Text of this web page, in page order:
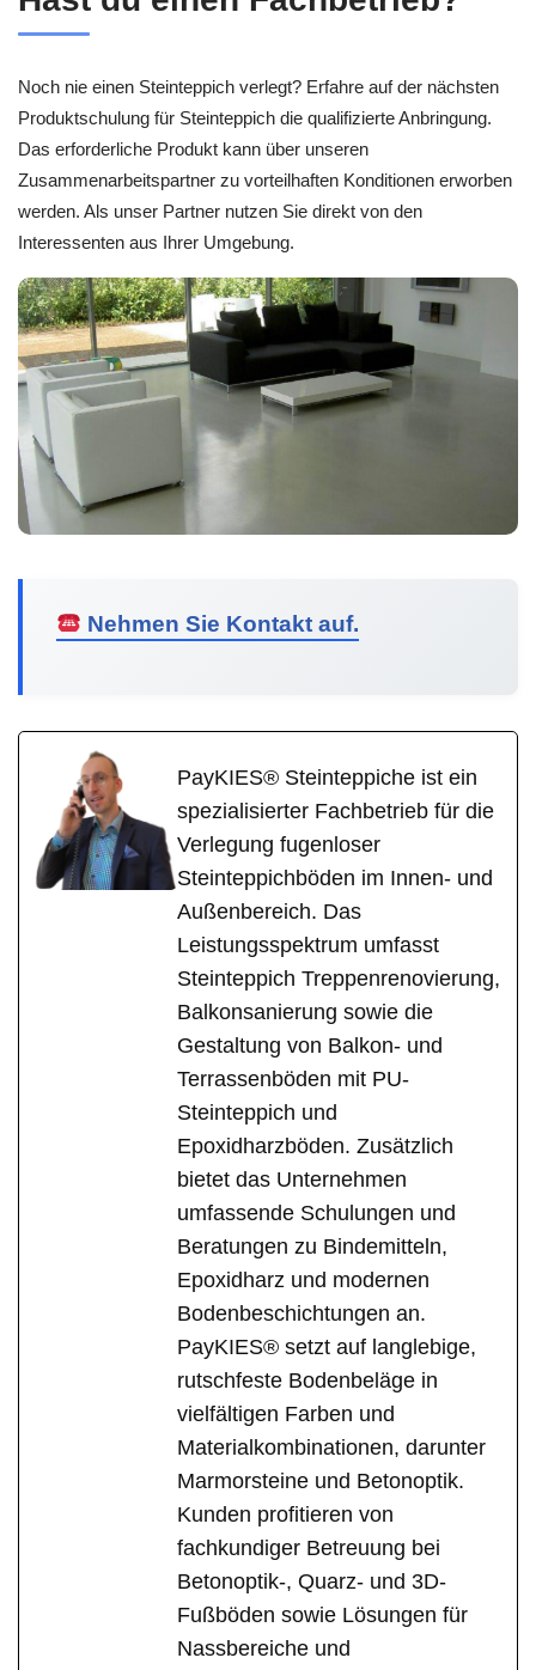
Noch nie einen Steinteppich verlegt? Erfahre auf der nächsten
Produktschulung für Steinteppich die qualifizierte Anbringung.
Das erforderliche Produkt kann über unseren
Zusammenarbeitspartner zu vorteilhaften Konditionen erworben
werden. Als unser Partner nutzen Sie direkt von den
Interessenten aus Ihrer Umgebung.
Nehmen Sie Kontakt auf.
PayKIES® Steinteppiche ist ein
spezialisierter Fachbetrieb für die
Verlegung fugenloser
Steinteppichböden im Innen- und
Außenbereich. Das
Leistungsspektrum umfasst
Steinteppich Treppenrenovierung,
Balkonsanierung sowie die
Gestaltung von Balkon- und
Terrassenböden mit PU-
Steinteppich und
Epoxidharzböden. Zusätzlich
bietet das Unternehmen
umfassende Schulungen und
Beratungen zu Bindemitteln,
Epoxidharz und modernen
Bodenbeschichtungen an.
PayKIES® setzt auf langlebige,
rutschfeste Bodenbeläge in
vielfältigen Farben und
Materialkombinationen, darunter
Marmorsteine und Betonoptik.
Kunden profitieren von
fachkundiger Betreuung bei
Betonoptik-, Quarz- und 3D-
Fußböden sowie Lösungen für
Nassbereiche und